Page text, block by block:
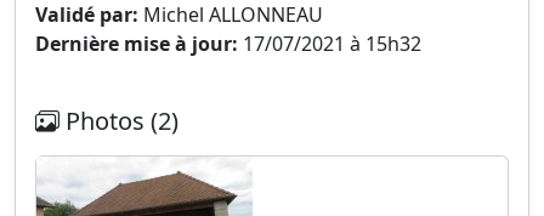
Validé par: Michel ALLONNEAU
Dernière mise à jour: 17/07/2021 à 15h32
Photos (2)